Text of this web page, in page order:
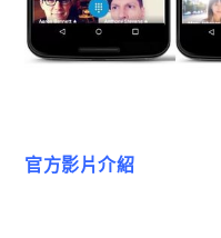
官方影片介紹